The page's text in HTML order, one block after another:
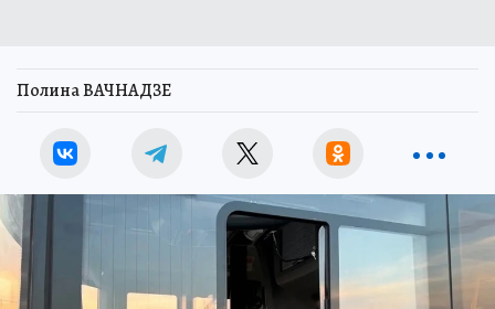
Полина ВАЧНАДЗЕ